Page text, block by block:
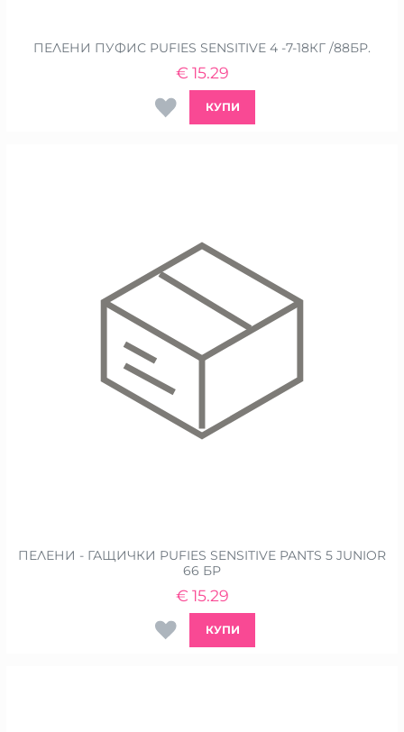
ПЕЛЕНИ ПУФИС PUFIES SENSITIVE 4 -7-18КГ /88БР.
15.29
€
КУПИ
ПЕЛЕНИ - ГАЩИЧКИ PUFIES SENSITIVE PANTS 5 JUNIOR
66 БР
15.29
€
КУПИ